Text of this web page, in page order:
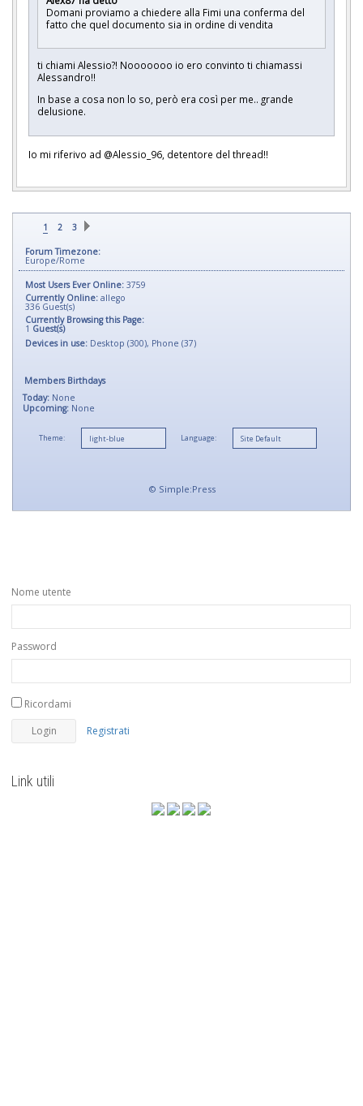
Domani proviamo a chiedere alla Fimi una conferma del
fatto che quel documento sia in ordine di vendita
ti chiami Alessio?! Nooooooo io ero convinto ti chiamassi
Alessandro!!
In base a cosa non lo so, però era così per me.. grande
delusione.
Io mi riferivo ad @Alessio_96, detentore del thread!!
1 2 3
Forum Timezone:
Europe/Rome
Most Users Ever Online: 3759
Currently Online: allego
336 Guest(s)
Currently Browsing this Page:
1 Guest(s)
Devices in use: Desktop (300), Phone (37)
Members Birthdays
Today: None
Upcoming: None
Theme: Language:
© Simple:Press
Nome utente
Password
Ricordami
Registrati
Link utili